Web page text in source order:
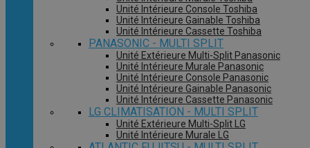
Unité Intérieure Console Toshiba
Unité Intérieure Gainable Toshiba
Unité Intérieure Cassette Toshiba
PANASONIC - MULTI SPLIT
Unité Extérieure Multi-Split Panasonic
Unité Intérieure Murale Panasonic
Unité Intérieure Console Panasonic
Unité Intérieure Gainable Panasonic
Unité Intérieure Cassette Panasonic
LG CLIMATISATION - MULTI SPLIT
Unité Extérieure Multi-Split LG
Unité Intérieure Murale LG